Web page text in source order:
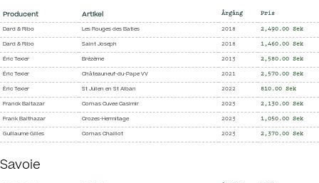
Producent Artikel Årgång Pris
Dard & Ribo Les Rouges des Baties 2018 2,490.00 Sek
Dard & Ribo Saint Joseph 2018 1,460.00 Sek
Éric Texier Brézème 2013 2,580.00 Sek
Éric Texier Châteauneuf-du-Pape VV 2021 2,570.00 Sek
Èric Texier St Julien en St Alban 2022 810.00 Sek
Franck Baltazar Cornas Cuvee Casimir 2023 2,130.00 Sek
Frank Balthazar Crozes-Hermitage 2023 1,050.00 Sek
Guillaume Gilles Cornas Chaillot 2023 2,370.00 Sek
Savoie